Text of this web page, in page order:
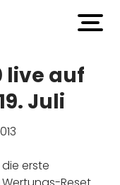
open
live auf
Juli
erste